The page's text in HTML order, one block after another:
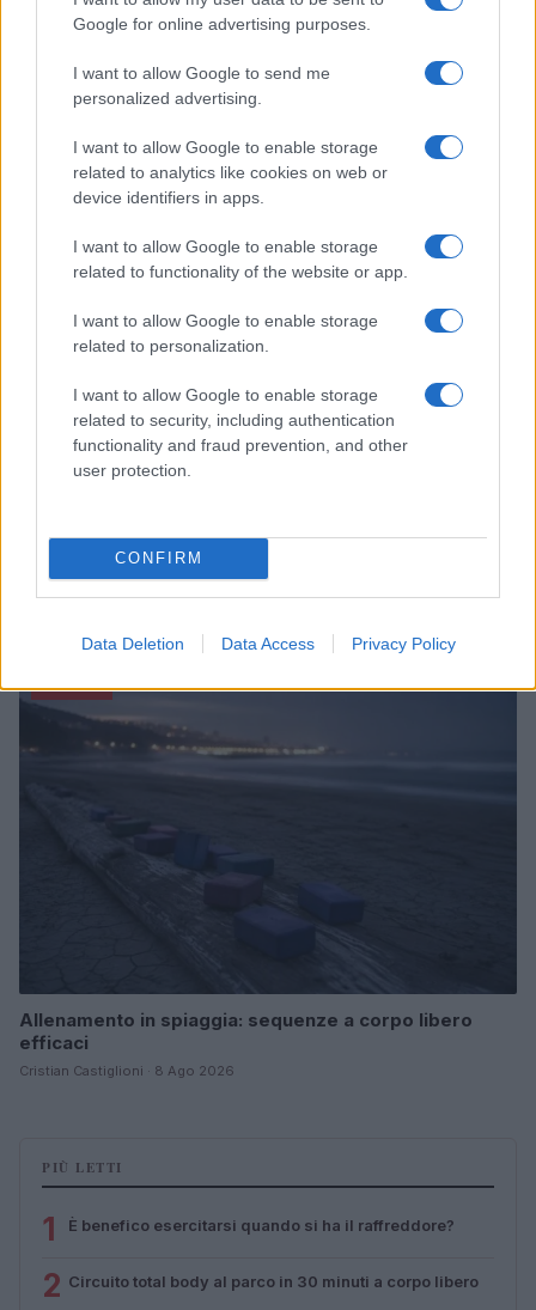
Google for online advertising purposes.
I want to allow Google to send me
personalized advertising.
I want to allow Google to enable storage
related to analytics like cookies on web or
device identifiers in apps.
I want to allow Google to enable storage
related to functionality of the website or app.
I want to allow Google to enable storage
related to personalization.
I want to allow Google to enable storage
related to security, including authentication
functionality and fraud prevention, and other
user protection.
CONFIRM
Data Deletion Data Access Privacy Policy
Come scegliere un fitness tracker elegante e
funzionale
Camilla Fiore · 8 Ago 2026
FITNESS
Smartband o smartwatch: come scegliere il fitness
tracker giusto
Camilla Fiore · 8 Ago 2026
FITNESS
Allenamento in spiaggia: sequenze a corpo libero
efficaci
Cristian Castiglioni · 8 Ago 2026
PIÙ LETTI
1 È benefico esercitarsi quando si ha il raffreddore?
2 Circuito total body al parco in 30 minuti a corpo libero